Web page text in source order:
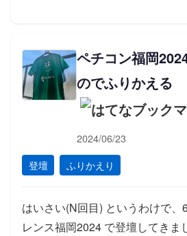
ペチコン福岡
のでふりかえる
2024/06/23
登壇 ふりかえり
はいさい(N回目) というわけで
レンス福岡2024 で登壇してきま